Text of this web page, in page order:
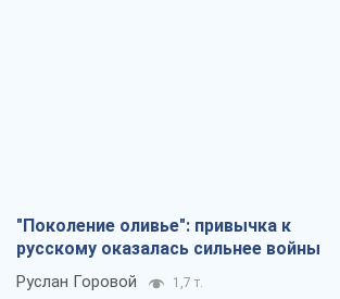
"Поколение оливье": привычка к
русскому оказалась сильнее войны
Руслан Горовой 1,7 т.